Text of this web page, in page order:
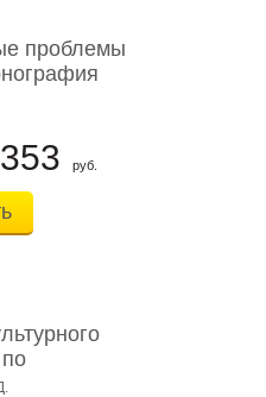
проблемы
353 руб.
п ...